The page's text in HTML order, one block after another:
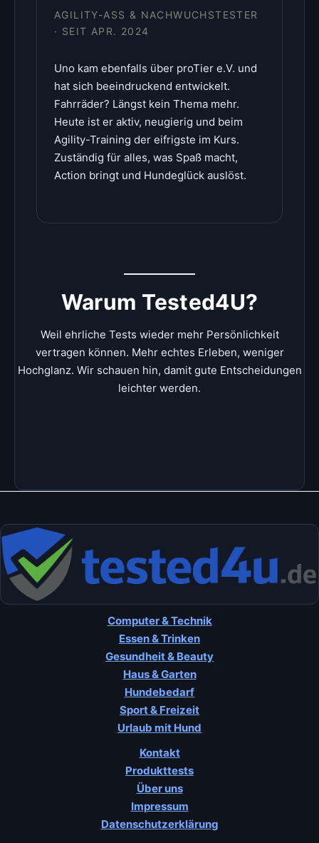
AGILITY-ASS & NACHWUCHSTESTER
· SEIT APR. 2024
Uno kam ebenfalls über proTier e.V. und
hat sich beeindruckend entwickelt.
Fahrräder? Längst kein Thema mehr.
Heute ist er aktiv, neugierig und beim
Agility-Training der eifrigste im Kurs.
Zuständig für alles, was Spaß macht,
Action bringt und Hundeglück auslöst.
Warum Tested4U?
Weil ehrliche Tests wieder mehr Persönlichkeit
vertragen können. Mehr echtes Erleben, weniger
Hochglanz. Wir schauen hin, damit gute Entscheidungen
leichter werden.
Computer & Technik
Essen & Trinken
Gesundheit & Beauty
Haus & Garten
Hundebedarf
Sport & Freizeit
Urlaub mit Hund
Kontakt
Produkttests
Über uns
Impressum
Datenschutzerklärung